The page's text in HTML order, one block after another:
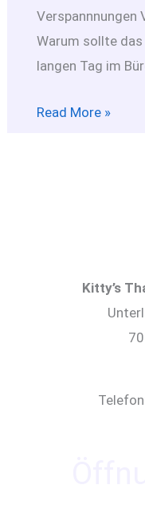
Verspannnungen
Warum sollte
langen Tag im
Read More »
Kitty’s